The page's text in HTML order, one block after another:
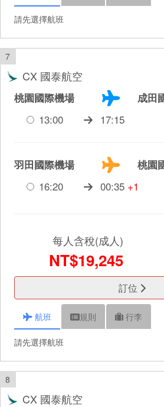
請先選擇航班
7
CX 國泰航空
桃園國際機場
成田
13:00
17:15
羽田國際機場
桃園
16:20
00:35 +1
每人含稅(成人)
NT$19,245
訂位
航班 規則 行李
請先選擇航班
8
CX 國泰航空